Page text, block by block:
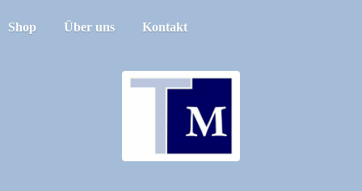
Shop Über uns Kontakt